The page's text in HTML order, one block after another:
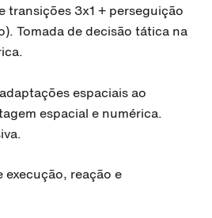
transições 3x1 + perseguição
Tomada de decisão tática na
espaciais ao
espacial e numérica.
execução, reação e